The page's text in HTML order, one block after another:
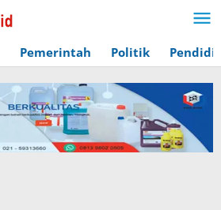
Pemerintah Politik